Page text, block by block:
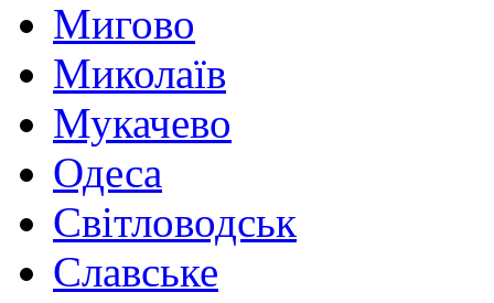
Мигово
Миколаїв
Мукачево
Одеса
Світловодськ
Славське